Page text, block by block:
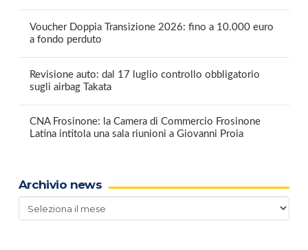
Voucher Doppia Transizione 2026: fino a 10.000 euro
a fondo perduto
Revisione auto: dal 17 luglio controllo obbligatorio
sugli airbag Takata
CNA Frosinone: la Camera di Commercio Frosinone
Latina intitola una sala riunioni a Giovanni Proia
Archivio news
Archivio
news